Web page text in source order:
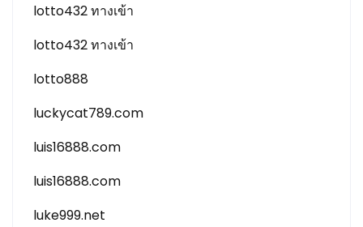
lotto432 ทางเข้า
lotto432 ทางเข้า
lotto888
luckycat789.com
luis16888.com
luis16888.com
luke999.net